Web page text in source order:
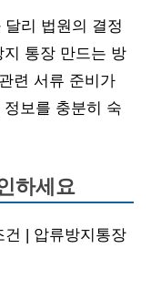
리 법원의 결정
통장 만드는 방
련 서류 준비가
보를 충분히 숙
하세요
| 압류방지통장